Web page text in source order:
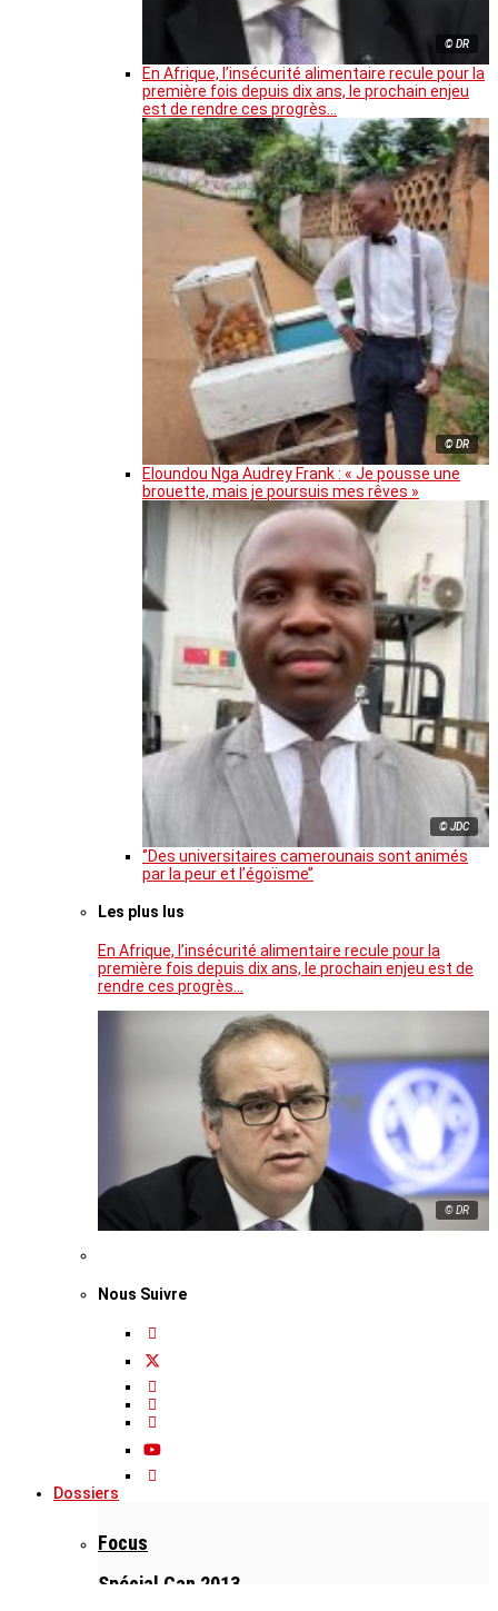
© DR
En Afrique, l’insécurité alimentaire recule pour la
première fois depuis dix ans, le prochain enjeu
est de rendre ces progrès…
© DR
Eloundou Nga Audrey Frank : « Je pousse une
brouette, mais je poursuis mes rêves »
© JDC
‘’Des universitaires camerounais sont animés
par la peur et l’égoïsme’’
Les plus lus
En Afrique, l’insécurité alimentaire recule pour la
première fois depuis dix ans, le prochain enjeu est de
rendre ces progrès…
© DR
Nous Suivre
Dossiers
Focus
Spécial Can 2013